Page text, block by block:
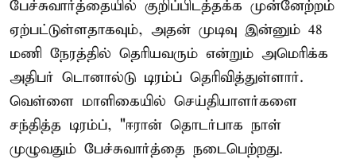
பேச்சுவார்த்தையில் குறிப்பிடத்தக்க முன்னேற்றம்
ஏற்பட்டுள்ளதாகவும், அதன் முடிவு இன்னும் 48
மணி நேரத்தில் தெரியவரும் என்றும் அமெரிக்க
அதிபர் டொனால்டு டிரம்ப் தெரிவித்துள்ளார்.
வெள்ளை மாளிகையில் செய்தியாளர்களை
சந்தித்த டிரம்ப், "ஈரான் தொடர்பாக நாள்
முழுவதும் பேச்சுவார்த்தை நடைபெற்றது.